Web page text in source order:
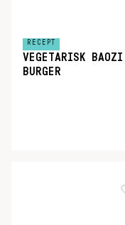
RECEPT
VEGETARISK BAOZI
BURGER